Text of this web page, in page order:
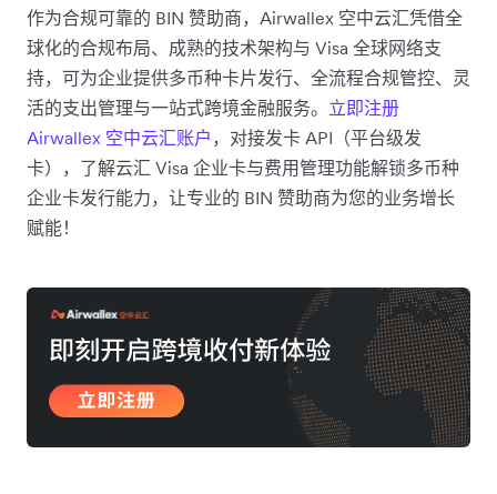
作为合规可靠的 BIN 赞助商，Airwallex 空中云汇凭借全
球化的合规布局、成熟的技术架构与 Visa 全球网络支
持，可为企业提供多币种卡片发行、全流程合规管控、灵
活的支出管理与一站式跨境金融服务。 立即注册
Airwallex 空中云汇账户 ，对接发卡 API（平台级发
卡），了解云汇 Visa 企业卡与费用管理功能解锁多币种
企业卡发行能力，让专业的 BIN 赞助商为您的业务增长
赋能！